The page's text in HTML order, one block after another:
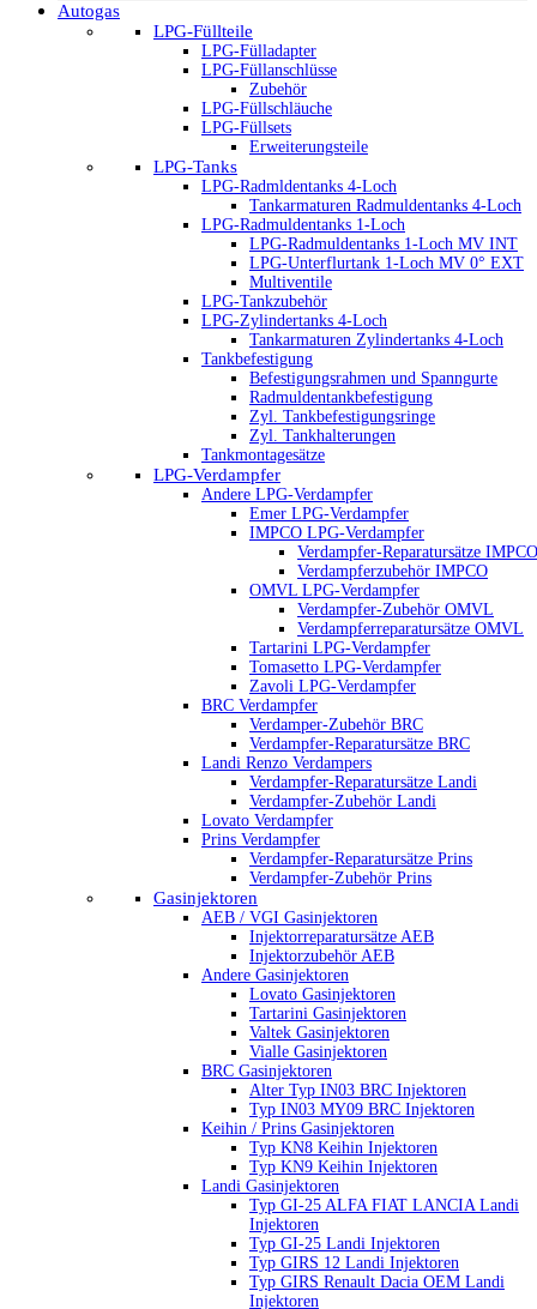
Autogas
LPG-Füllteile
LPG-Fülladapter
LPG-Füllanschlüsse
Zubehör
LPG-Füllschläuche
LPG-Füllsets
Erweiterungsteile
LPG-Tanks
LPG-Radmldentanks 4-Loch
Tankarmaturen Radmuldentanks 4-Loch
LPG-Radmuldentanks 1-Loch
LPG-Radmuldentanks 1-Loch MV INT
LPG-Unterflurtank 1-Loch MV 0° EXT
Multiventile
LPG-Tankzubehör
LPG-Zylindertanks 4-Loch
Tankarmaturen Zylindertanks 4-Loch
Tankbefestigung
Befestigungsrahmen und Spanngurte
Radmuldentankbefestigung
Zyl. Tankbefestigungsringe
Zyl. Tankhalterungen
Tankmontagesätze
LPG-Verdampfer
Andere LPG-Verdampfer
Emer LPG-Verdampfer
IMPCO LPG-Verdampfer
Verdampfer-Reparatursätze IMPCO
Verdampferzubehör IMPCO
OMVL LPG-Verdampfer
Verdampfer-Zubehör OMVL
Verdampferreparatursätze OMVL
Tartarini LPG-Verdampfer
Tomasetto LPG-Verdampfer
Zavoli LPG-Verdampfer
BRC Verdampfer
Verdamper-Zubehör BRC
Verdampfer-Reparatursätze BRC
Landi Renzo Verdampers
Verdampfer-Reparatursätze Landi
Verdampfer-Zubehör Landi
Lovato Verdampfer
Prins Verdampfer
Verdampfer-Reparatursätze Prins
Verdampfer-Zubehör Prins
Gasinjektoren
AEB / VGI Gasinjektoren
Injektorreparatursätze AEB
Injektorzubehör AEB
Andere Gasinjektoren
Lovato Gasinjektoren
Tartarini Gasinjektoren
Valtek Gasinjektoren
Vialle Gasinjektoren
BRC Gasinjektoren
Alter Typ IN03 BRC Injektoren
Typ IN03 MY09 BRC Injektoren
Keihin / Prins Gasinjektoren
Typ KN8 Keihin Injektoren
Typ KN9 Keihin Injektoren
Landi Gasinjektoren
Typ GI-25 ALFA FIAT LANCIA Landi
Injektoren
Typ GI-25 Landi Injektoren
Typ GIRS 12 Landi Injektoren
Typ GIRS Renault Dacia OEM Landi
Injektoren